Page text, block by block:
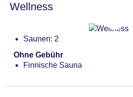
Wellness
Saunen: 2
Ohne Gebühr
Finnische Sauna